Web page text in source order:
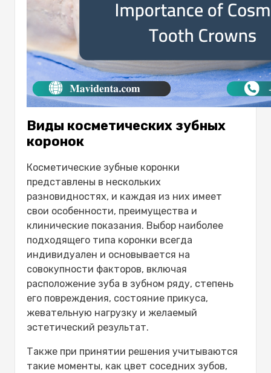
Виды косметических зубных
коронок
Косметические зубные коронки
представлены в нескольких
разновидностях, и каждая из них имеет
свои особенности, преимущества и
клинические показания. Выбор наиболее
подходящего типа коронки всегда
индивидуален и основывается на
совокупности факторов, включая
расположение зуба в зубном ряду, степень
его повреждения, состояние прикуса,
жевательную нагрузку и желаемый
эстетический результат.
Также при принятии решения учитываются
такие моменты, как цвет соседних зубов,